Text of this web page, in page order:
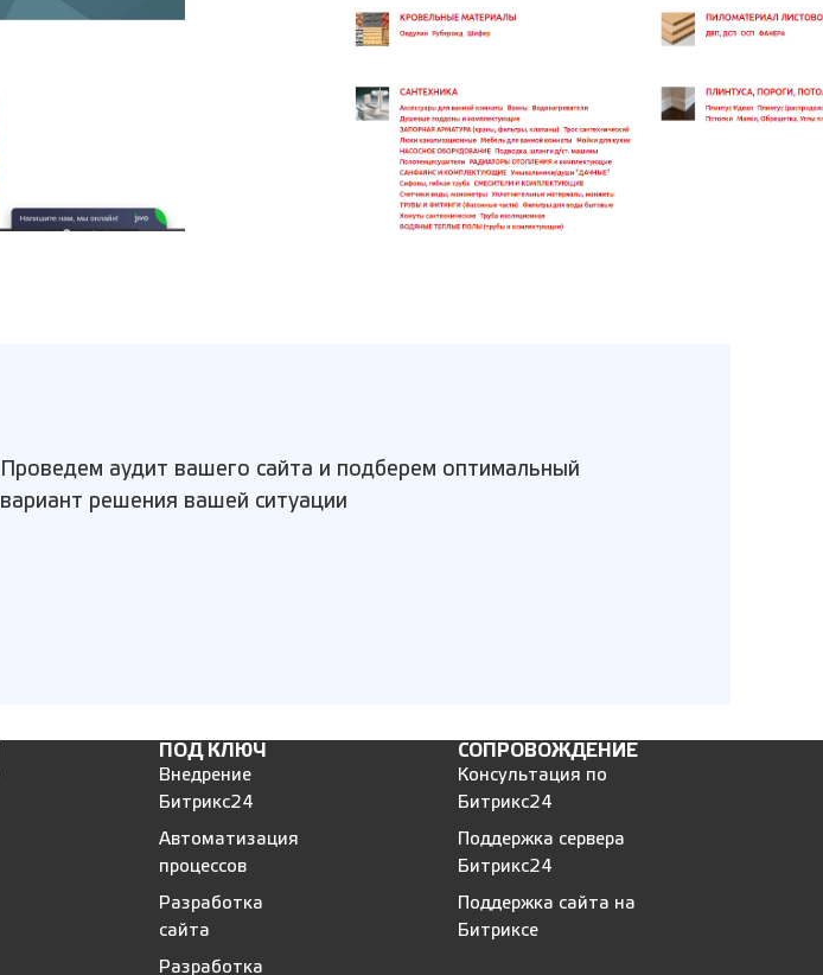
Проведем аудит вашего сайта и подберем оптимальный
вариант решения вашей ситуации
ПОД КЛЮЧ
Внедрение
Битрикс24
Автоматизация
процессов
Разработка
сайта
Разработка
СОПРОВОЖДЕНИЕ
Консультация по
Битрикс24
Поддержка сервера
Битрикс24
Поддержка сайта на
Битриксе